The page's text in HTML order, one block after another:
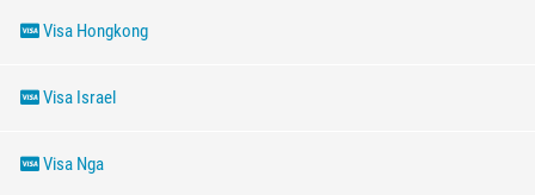
Visa Hongkong
Visa Israel
Visa Nga